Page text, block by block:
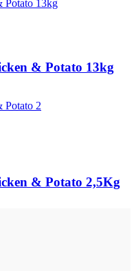
& Potato 13kg
& Potato 2,5Kg